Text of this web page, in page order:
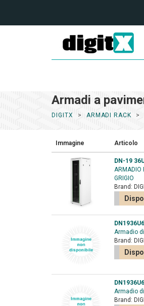
Armadi a
DIGITX ARMADI RACK
Immagine Articolo
DN-19
ARMADIO
GRIGIO
Brand:
Armadio
Brand:
Armadio
Brand: